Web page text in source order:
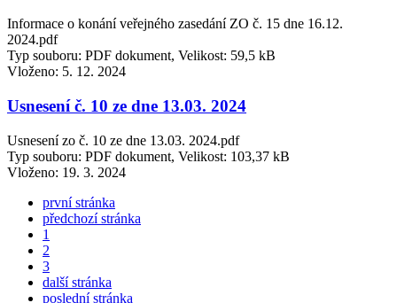
Informace o konání veřejného zasedání ZO č. 15 dne 16.12.
2024.pdf
Typ souboru: PDF dokument, Velikost: 59,5 kB
Vloženo: 5. 12. 2024
Usnesení č. 10 ze dne 13.03. 2024
Usnesení zo č. 10 ze dne 13.03. 2024.pdf
Typ souboru: PDF dokument, Velikost: 103,37 kB
Vloženo: 19. 3. 2024
první stránka
předchozí stránka
1
2
3
další stránka
poslední stránka